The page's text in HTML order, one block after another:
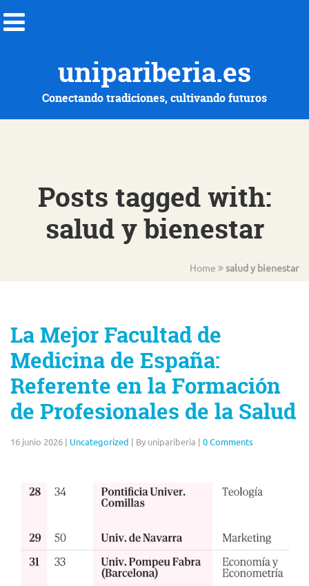
unipariberia.es
Conectando tradiciones, cultivando futuros
Posts tagged with:
salud y bienestar
Home salud y bienestar
La Mejor Facultad de
Medicina de España:
Referente en la Formación
de Profesionales de la Salud
16 junio 2026 | Uncategorized | By unipariberia | 0 Comments